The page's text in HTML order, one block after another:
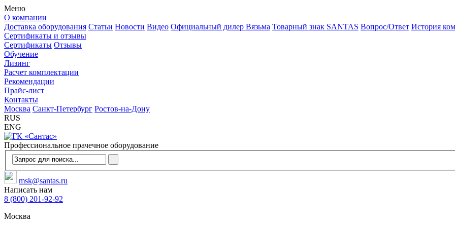
Меню
О компании
Доставка оборудования Статьи Новости Видео Официальный дилер Вязьма Товарный знак SANTAS Вопрос/Ответ История
Сертификаты и отзывы
Сертификаты Отзывы
Обучение
Лизинг
Расчет комплектации
Рекомендации
Прайс-лист
Контакты
Москва Санкт-Петербург Ростов-на-Дону
RUS
ENG
Профессиональное прачечное оборудование
msk@santas.ru
Написать нам
8 (800) 201-92-92
Москва